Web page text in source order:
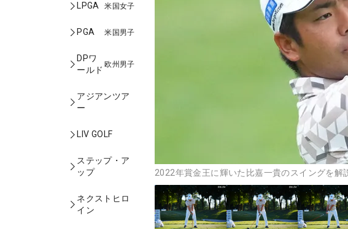
LPGA 米国女子
PGA 米国男子
DPワ
ールド
欧州男子
アジアンツア
ー
LIV GOLF
ステップ・ア
ップ
ネクストヒロ
イン
2022年賞金王に輝いた比嘉一貴のスイングを解